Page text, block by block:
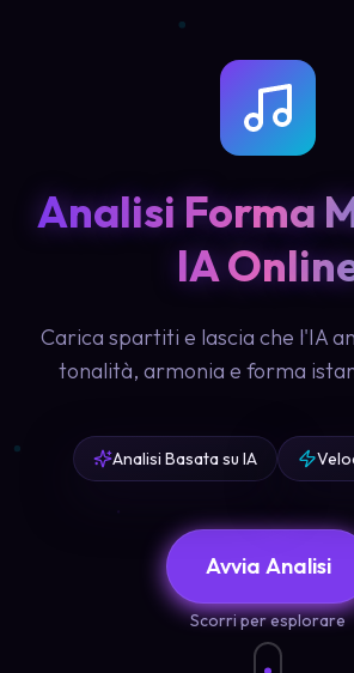
Analisi Forma
IA
Carica spartiti e lascia che l'IA
tonalità, armonia e forma
Analisi Basata su IA
Avvia Analisi
Scorri per esplorare